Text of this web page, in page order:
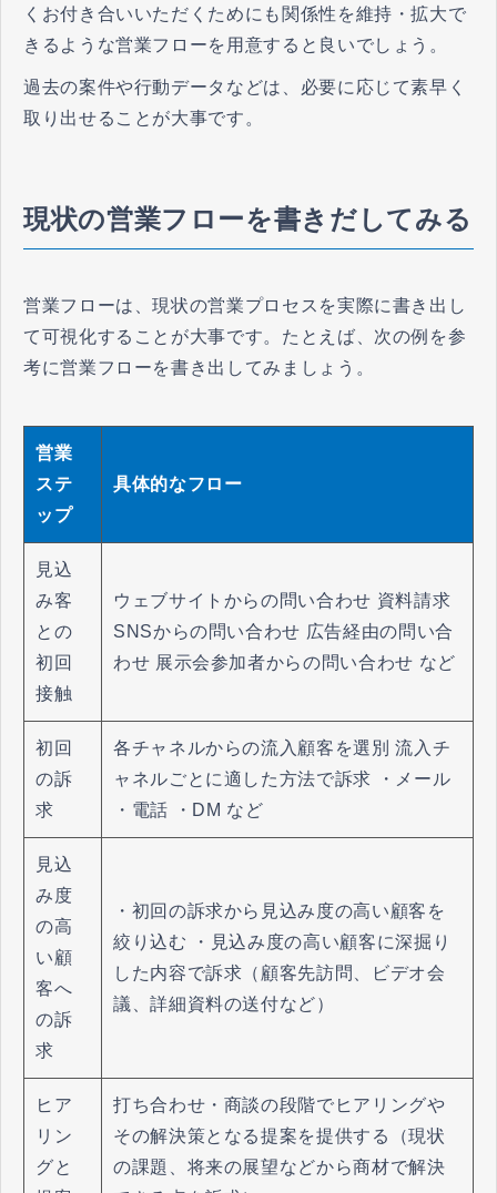
くお付き合いいただくためにも関係性を維持・拡大で
きるような営業フローを用意すると良いでしょう。
過去の案件や行動データなどは、必要に応じて素早く
取り出せることが大事です。
現状の営業フローを書きだしてみる
営業フローは、現状の営業プロセスを実際に書き出し
て可視化することが大事です。たとえば、次の例を参
考に営業フローを書き出してみましょう。
営業
ステ
ップ
具体的なフロー
見込
み客
との
初回
接触
ウェブサイトからの問い合わせ 資料請求
SNSからの問い合わせ 広告経由の問い合
わせ 展示会参加者からの問い合わせ など
初回
の訴
求
各チャネルからの流入顧客を選別 流入チ
ャネルごとに適した方法で訴求 ・メール
・電話 ・DM など
見込
み度
の高
い顧
客へ
の訴
求
・初回の訴求から見込み度の高い顧客を
絞り込む ・見込み度の高い顧客に深掘り
した内容で訴求（顧客先訪問、ビデオ会
議、詳細資料の送付など）
ヒア
リン
グと
打ち合わせ・商談の段階でヒアリングや
その解決策となる提案を提供する（現状
の課題、将来の展望などから商材で解決